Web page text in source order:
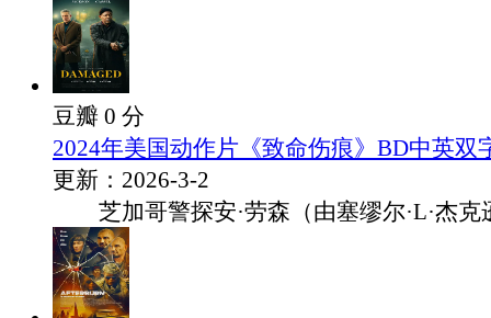
豆瓣 0 分
2024年美国动作片《致命伤痕》BD中英双
更新：2026-3-2
芝加哥警探安·劳森（由塞缪尔·L·杰克